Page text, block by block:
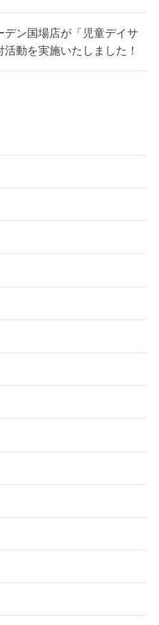
デン国場店が「児童デイサ
動を実施いたしました！